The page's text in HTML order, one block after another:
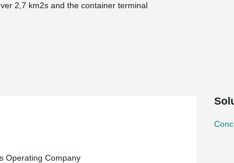
2,7 km2s and the container terminal
all the lateral loads are
Concrete floors, beams and
Operating Company